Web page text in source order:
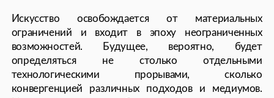
службой по надзору в сфере связи, информационных технологий
и массовых коммуникаций (Роскомнадзор)